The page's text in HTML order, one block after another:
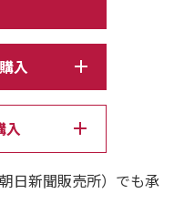
入
入
日新聞販売所）でも承